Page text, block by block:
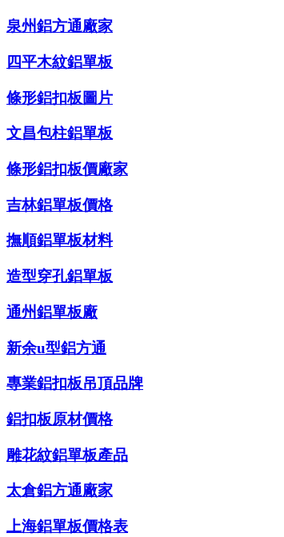
泉州鋁方通廠家
四平木紋鋁單板
條形鋁扣板圖片
文昌包柱鋁單板
條形鋁扣板價廠家
吉林鋁單板價格
撫順鋁單板材料
造型穿孔鋁單板
通州鋁單板廠
新余u型鋁方通
專業鋁扣板吊頂品牌
鋁扣板原材價格
雕花紋鋁單板產品
太倉鋁方通廠家
上海鋁單板價格表